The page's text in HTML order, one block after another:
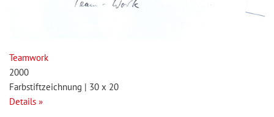
Teamwork
2000
Farbstiftzeichnung | 30 x 20
Details »